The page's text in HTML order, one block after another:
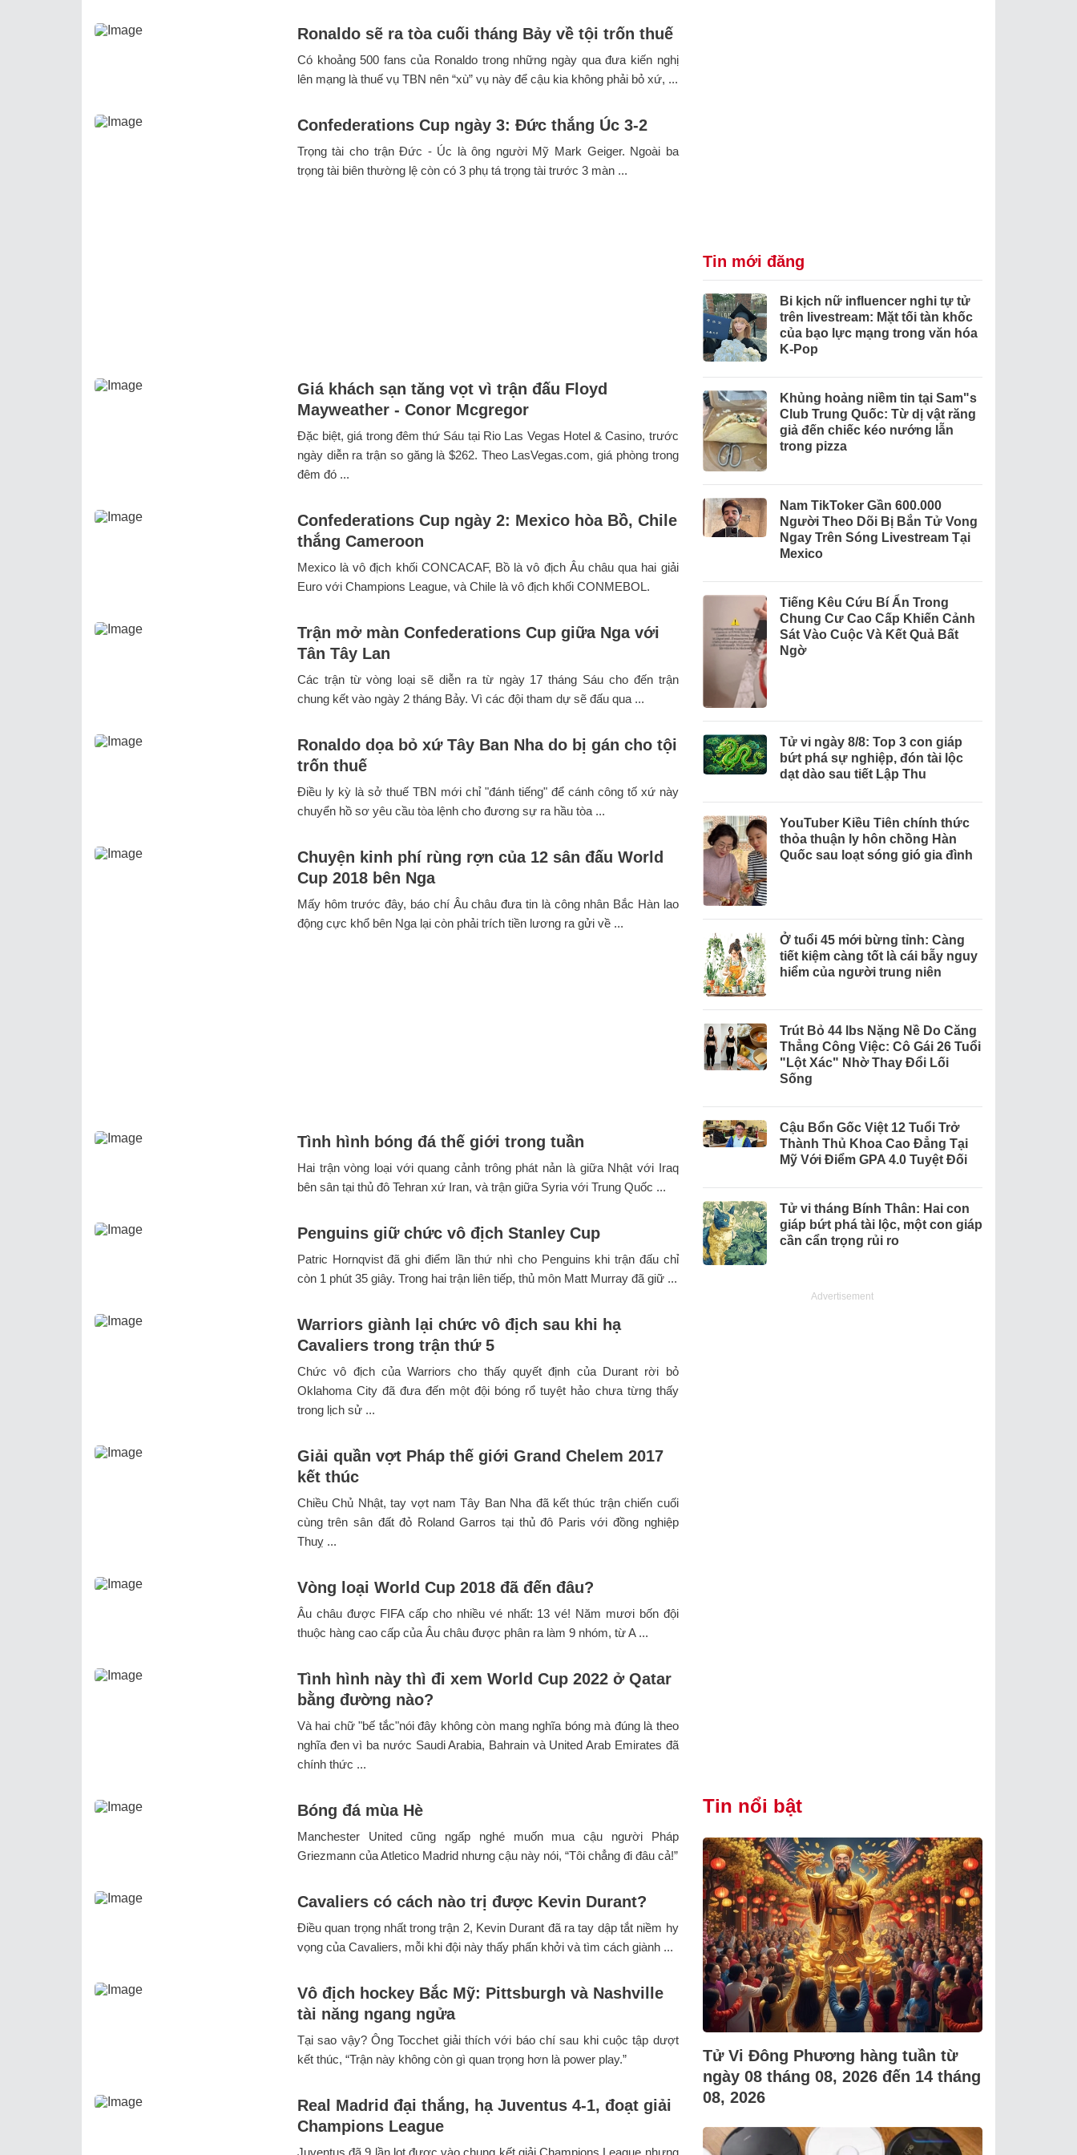
Ronaldo sẽ ra tòa cuối tháng Bảy về tội trốn thuế
Có khoảng 500 fans của Ronaldo trong những ngày qua đưa kiến nghị
lên mạng là thuế vụ TBN nên “xù” vụ này để cậu kia không phải bỏ xứ, ...
Confederations Cup ngày 3: Đức thắng Úc 3-2
Trọng tài cho trận Đức - Úc là ông người Mỹ Mark Geiger. Ngoài ba
trọng tài biên thường lệ còn có 3 phụ tá trọng tài trước 3 màn ...
Giá khách sạn tăng vọt vì trận đấu Floyd
Mayweather - Conor Mcgregor
Đặc biệt, giá trong đêm thứ Sáu tại Rio Las Vegas Hotel & Casino, trước
ngày diễn ra trận so găng là $262. Theo LasVegas.com, giá phòng trong
đêm đó ...
Confederations Cup ngày 2: Mexico hòa Bồ, Chile
thắng Cameroon
Mexico là vô địch khối CONCACAF, Bồ là vô địch Âu châu qua hai giải
Euro với Champions League, và Chile là vô địch khối CONMEBOL.
Trận mở màn Confederations Cup giữa Nga với
Tân Tây Lan
Các trận từ vòng loại sẽ diễn ra từ ngày 17 tháng Sáu cho đến trận
chung kết vào ngày 2 tháng Bảy. Vì các đội tham dự sẽ đấu qua ...
Ronaldo dọa bỏ xứ Tây Ban Nha do bị gán cho tội
trốn thuế
Điều ly kỳ là sở thuế TBN mới chỉ "đánh tiếng" để cánh công tố xứ này
chuyển hồ sơ yêu cầu tòa lệnh cho đương sự ra hầu tòa ...
Chuyện kinh phí rùng rợn của 12 sân đấu World
Cup 2018 bên Nga
Mấy hôm trước đây, báo chí Âu châu đưa tin là công nhân Bắc Hàn lao
động cực khổ bên Nga lại còn phải trích tiền lương ra gửi về ...
Tình hình bóng đá thế giới trong tuần
Hai trận vòng loại với quang cảnh trông phát nản là giữa Nhật với Iraq
bên sân tại thủ đô Tehran xứ Iran, và trận giữa Syria với Trung Quốc ...
Penguins giữ chức vô địch Stanley Cup
Patric Hornqvist đã ghi điểm lần thứ nhì cho Penguins khi trận đấu chỉ
còn 1 phút 35 giây. Trong hai trận liên tiếp, thủ môn Matt Murray đã giữ ...
Warriors giành lại chức vô địch sau khi hạ
Cavaliers trong trận thứ 5
Chức vô địch của Warriors cho thấy quyết định của Durant rời bỏ
Oklahoma City đã đưa đến một đội bóng rổ tuyệt hảo chưa từng thấy
trong lịch sử ...
Giải quần vợt Pháp thế giới Grand Chelem 2017
kết thúc
Chiều Chủ Nhật, tay vợt nam Tây Ban Nha đã kết thúc trận chiến cuối
cùng trên sân đất đỏ Roland Garros tại thủ đô Paris với đồng nghiệp
Thuỵ ...
Vòng loại World Cup 2018 đã đến đâu?
Âu châu được FIFA cấp cho nhiều vé nhất: 13 vé! Năm mươi bốn đội
thuộc hàng cao cấp của Âu châu được phân ra làm 9 nhóm, từ A ...
Tình hình này thì đi xem World Cup 2022 ở Qatar
bằng đường nào?
Và hai chữ "bế tắc"nói đây không còn mang nghĩa bóng mà đúng là theo
nghĩa đen vì ba nước Saudi Arabia, Bahrain và United Arab Emirates đã
chính thức ...
Bóng đá mùa Hè
Manchester United cũng ngấp nghé muốn mua cậu người Pháp
Griezmann của Atletico Madrid nhưng cậu này nói, “Tôi chẳng đi đâu cả!”
Cavaliers có cách nào trị được Kevin Durant?
Điều quan trọng nhất trong trận 2, Kevin Durant đã ra tay dập tắt niềm hy
vọng của Cavaliers, mỗi khi đội này thấy phấn khởi và tìm cách giành ...
Vô địch hockey Bắc Mỹ: Pittsburgh và Nashville
tài năng ngang ngửa
Tại sao vậy? Ông Tocchet giải thích với báo chí sau khi cuộc tập dượt
kết thúc, “Trận này không còn gì quan trọng hơn là power play.”
Real Madrid đại thắng, hạ Juventus 4-1, đoạt giải
Champions League
Juventus đã 9 lần lọt được vào chung kết giải Champions League nhưng
Tin mới đăng
Bi kịch nữ influencer nghi tự tử
trên livestream: Mặt tối tàn khốc
của bạo lực mạng trong văn hóa
K-Pop
Khủng hoảng niềm tin tại Sam"s
Club Trung Quốc: Từ dị vật răng
giả đến chiếc kéo nướng lẫn
trong pizza
Nam TikToker Gần 600.000
Người Theo Dõi Bị Bắn Tử Vong
Ngay Trên Sóng Livestream Tại
Mexico
Tiếng Kêu Cứu Bí Ẩn Trong
Chung Cư Cao Cấp Khiến Cảnh
Sát Vào Cuộc Và Kết Quả Bất
Ngờ
Tử vi ngày 8/8: Top 3 con giáp
bứt phá sự nghiệp, đón tài lộc
dạt dào sau tiết Lập Thu
YouTuber Kiều Tiên chính thức
thỏa thuận ly hôn chồng Hàn
Quốc sau loạt sóng gió gia đình
Ở tuổi 45 mới bừng tỉnh: Càng
tiết kiệm càng tốt là cái bẫy nguy
hiểm của người trung niên
Trút Bỏ 44 lbs Nặng Nề Do Căng
Thẳng Công Việc: Cô Gái 26 Tuổi
"Lột Xác" Nhờ Thay Đổi Lối
Sống
Cậu Bổn Gốc Việt 12 Tuổi Trở
Thành Thủ Khoa Cao Đẳng Tại
Mỹ Với Điểm GPA 4.0 Tuyệt Đối
Tử vi tháng Bính Thân: Hai con
giáp bứt phá tài lộc, một con giáp
cần cẩn trọng rủi ro
Advertisement
Tin nổi bật
Tử Vi Đông Phương hàng tuần từ
ngày 08 tháng 08, 2026 đến 14 tháng
08, 2026